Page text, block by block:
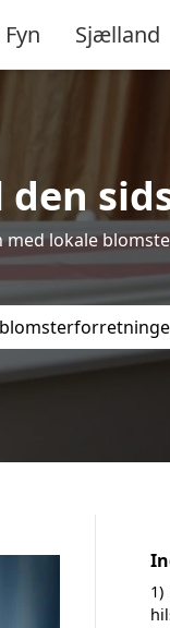
Fyn Sjælland
lokale
1)